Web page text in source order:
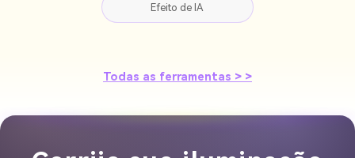
Efeito de IA
Todas as ferramentas > >